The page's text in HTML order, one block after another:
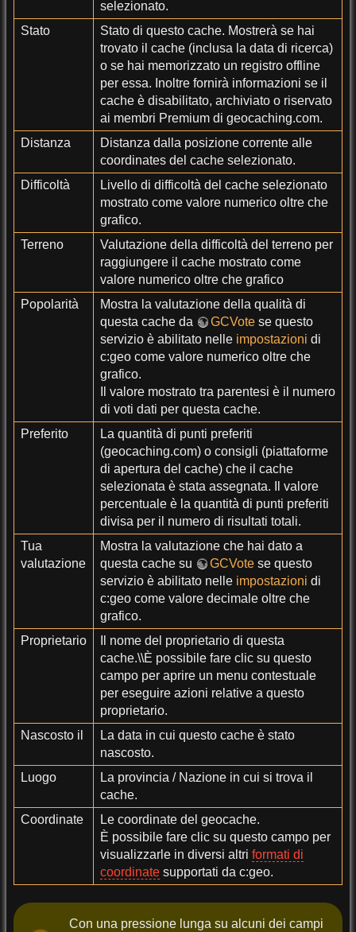
selezionato.
Stato
Stato di questo cache. Mostrerà se hai
trovato il cache (inclusa la data di ricerca)
o se hai memorizzato un registro offline
per essa. Inoltre fornirà informazioni se il
cache è disabilitato, archiviato o riservato
ai membri Premium di geocaching.com.
Distanza
Distanza dalla posizione corrente alle
coordinates del cache selezionato.
Difficoltà
Livello di difficoltà del cache selezionato
mostrato come valore numerico oltre che
grafico.
Terreno
Valutazione della difficoltà del terreno per
raggiungere il cache mostrato come
valore numerico oltre che grafico
Popolarità
Mostra la valutazione della qualità di
questa cache da
GCVote se questo
servizio è abilitato nelle impostazioni di
c:geo come valore numerico oltre che
grafico.
Il valore mostrato tra parentesi è il numero
di voti dati per questa cache.
Preferito
La quantità di punti preferiti
(geocaching.com) o consigli (piattaforme
di apertura del cache) che il cache
selezionata è stata assegnata. Il valore
percentuale è la quantità di punti preferiti
divisa per il numero di risultati totali.
Tua
valutazione
Mostra la valutazione che hai dato a
questa cache su
GCVote se questo
servizio è abilitato nelle impostazioni di
c:geo come valore decimale oltre che
grafico.
Proprietario
Il nome del proprietario di questa
cache.\\È possibile fare clic su questo
campo per aprire un menu contestuale
per eseguire azioni relative a questo
proprietario.
Nascosto il
La data in cui questo cache è stato
nascosto.
Luogo
La provincia / Nazione in cui si trova il
cache.
Coordinate
Le coordinate del geocache.
È possibile fare clic su questo campo per
visualizzarle in diversi altri formati di
coordinate supportati da c:geo.
Con una pressione lunga su alcuni dei campi